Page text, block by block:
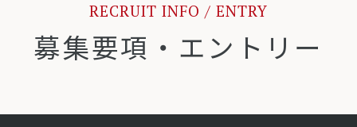
RECRUIT INFO / ENTRY
募集要項・エントリー